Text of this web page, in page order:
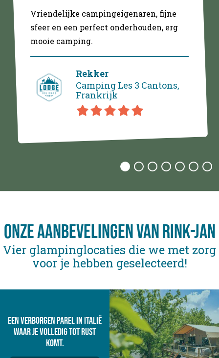
de
Vriendelijke campingeigenaren, fijne
sfeer en een perfect onderhouden, erg
mooie camping.
Rekker
Camping Les 3 Cantons,
Frankrijk
De
Lago
ruim
De
Onze aanbevelingen van Rink-Jan
Vier glampinglocaties die we met zorg
voor je hebben geselecteerd!
Een verborgen parel in Italië
waar je volledig tot rust
komt.